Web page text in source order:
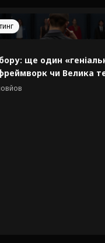
ще один
чи Велика